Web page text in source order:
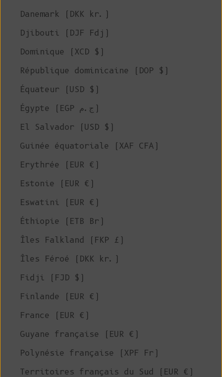
Danemark (DKK kr.)
Djibouti (DJF Fdj)
Dominique (XCD $)
République dominicaine (DOP $)
Équateur (USD $)
Égypte (EGP ج.م)
El Salvador (USD $)
Guinée équatoriale (XAF CFA)
Erythrée (EUR €)
Estonie (EUR €)
Eswatini (EUR €)
Éthiopie (ETB Br)
Îles Falkland (FKP £)
Îles Féroé (DKK kr.)
Fidji (FJD $)
Finlande (EUR €)
France (EUR €)
Guyane française (EUR €)
Polynésie française (XPF Fr)
Territoires français du Sud (EUR €)